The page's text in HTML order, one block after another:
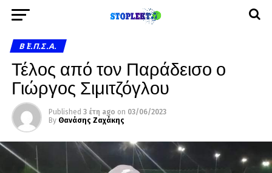
Β΄ Ε.Π.Σ.Α.
Τέλος από τον Παράδεισο ο
Γιώργος Σιμιτζόγλου
Published 3 έτη ago on 03/06/2023
By Θανάσης Ζαχάκης